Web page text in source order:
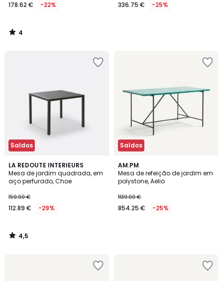
178.62 € -22%
4
/
336.75 € -25%
Saldos
LA REDOUTE INTERIEURS
Mesa de jardim quadrada, em
aço perfurado, Choe
159.00 €
112.89 € -29%
4,5
/ 5
4,5
/
Saldos
AM.PM
Mesa de refeição de jardim em
polystone, Aelio
1139.00 €
854.25 € -25%